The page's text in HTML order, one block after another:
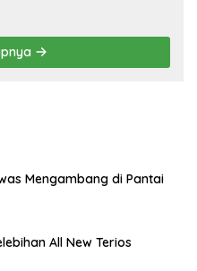
Mengambang di Pantai
All New Terios